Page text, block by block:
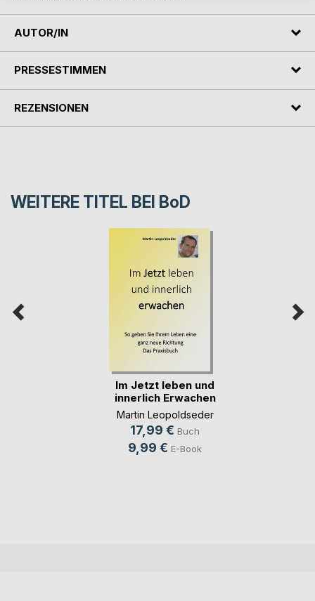
AUTOR/IN
PRESSESTIMMEN
REZENSIONEN
WEITERE TITEL BEI BoD
Im Jetzt leben und
innerlich Erwachen
Martin Leopoldseder
17,99 € Buch
9,99 € E-Book